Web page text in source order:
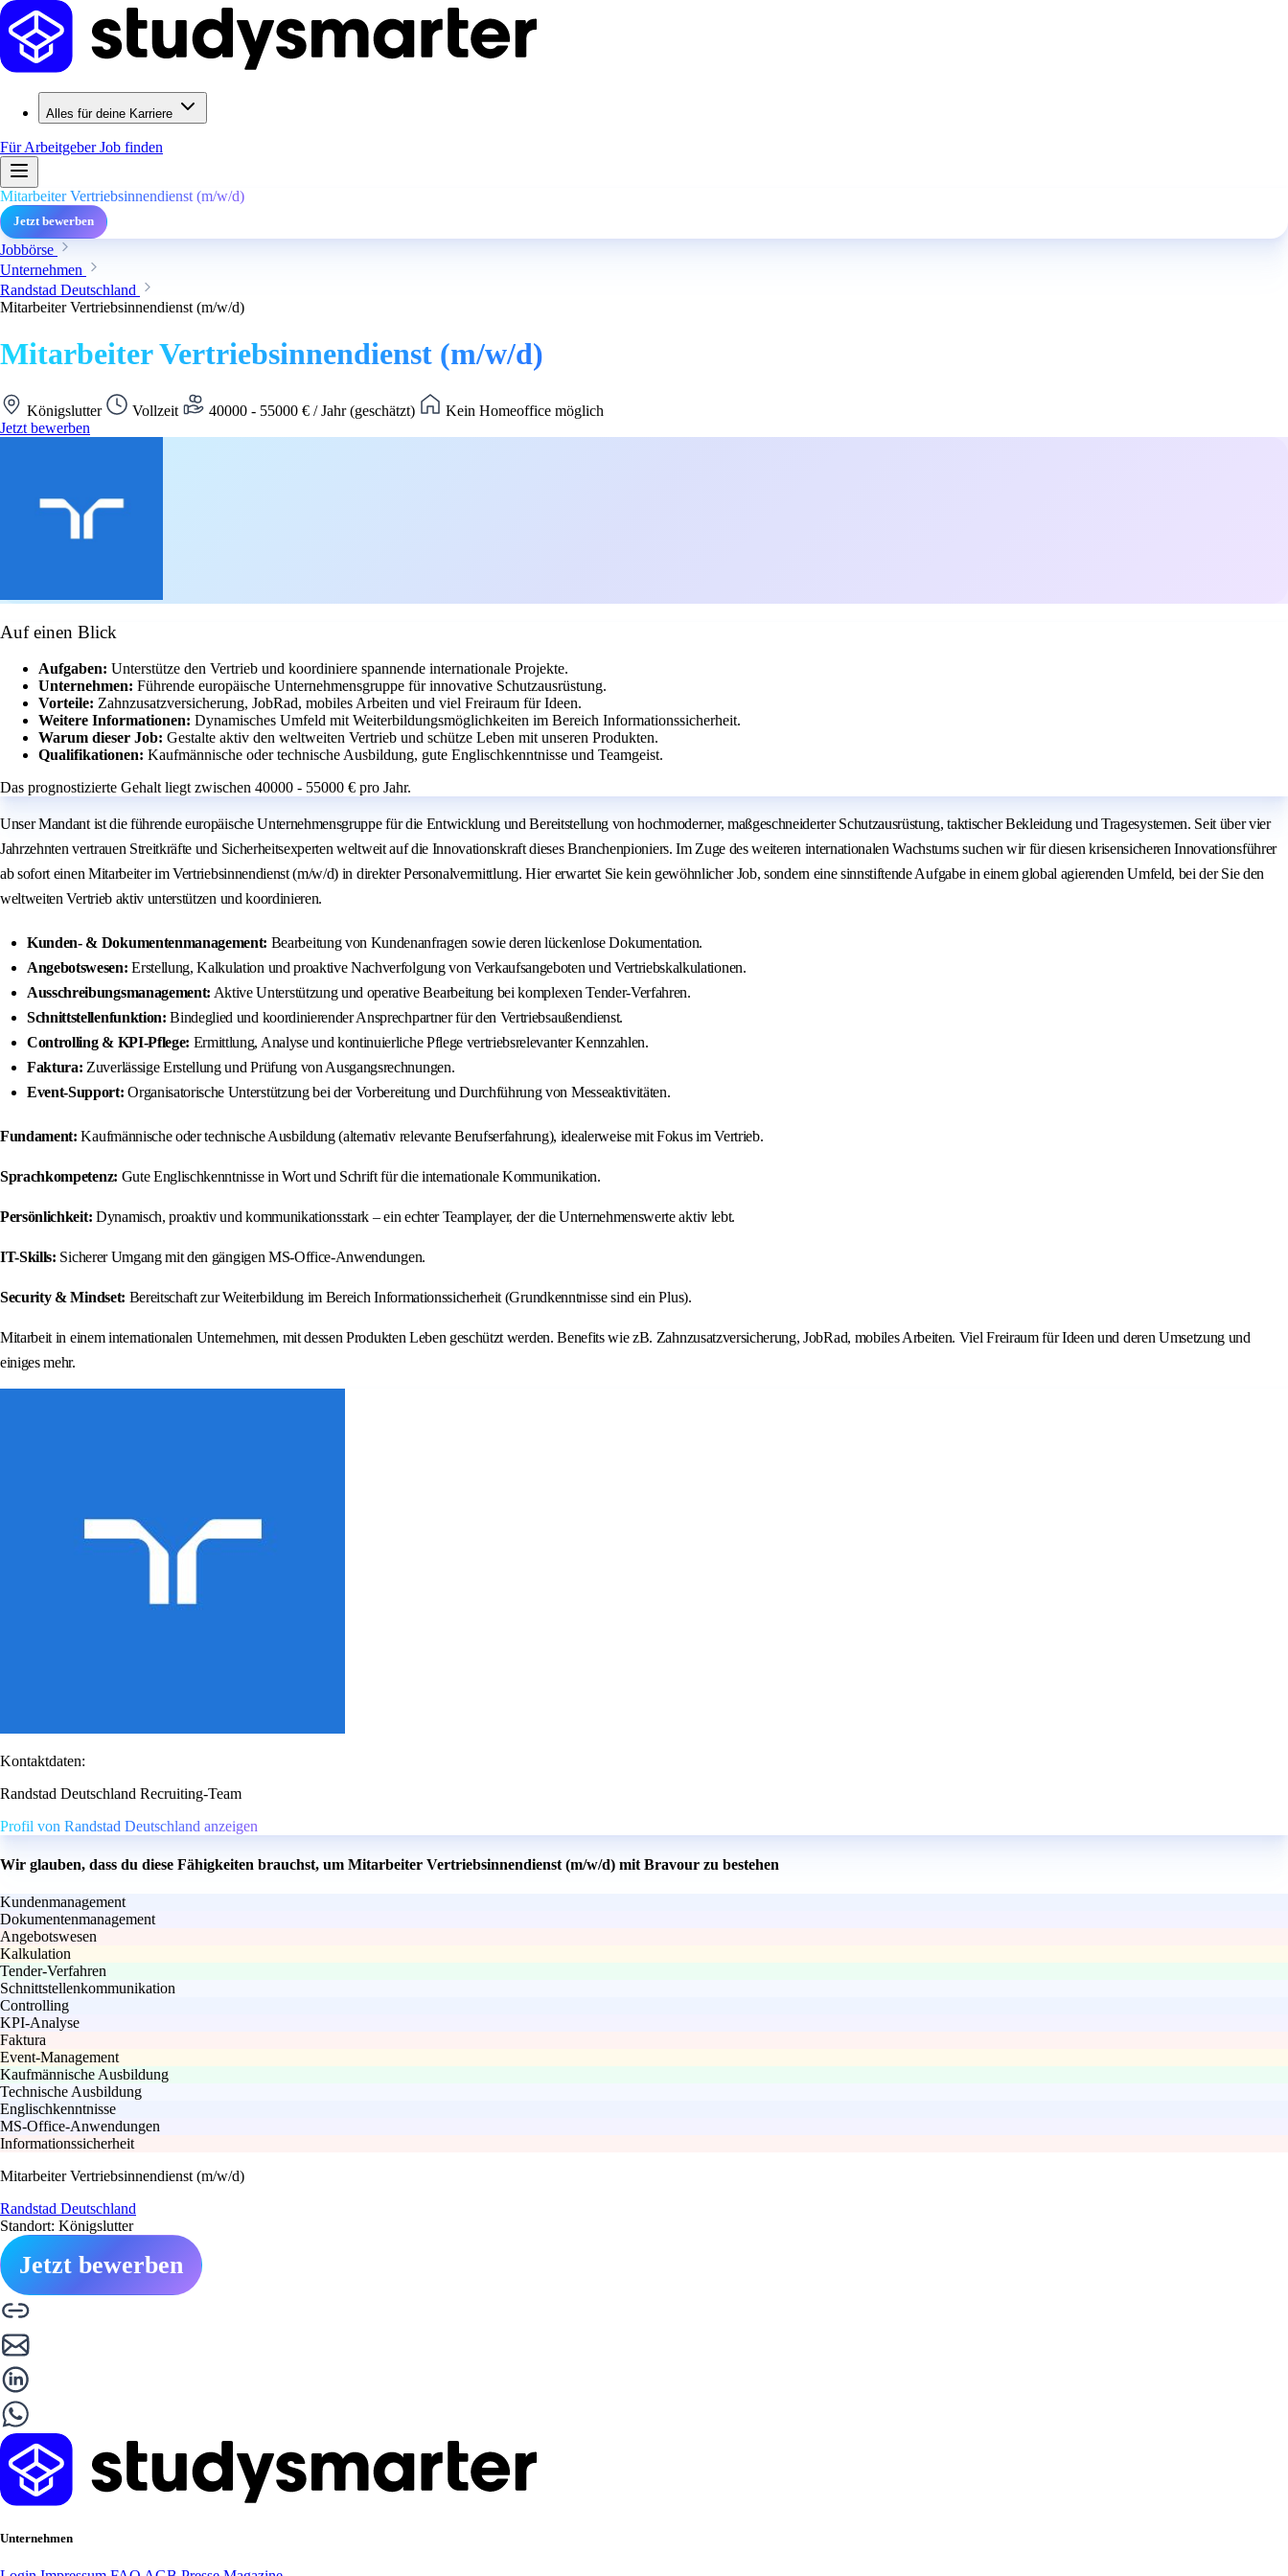
Alles für deine Karriere
Für ArbeitgeberJob finden
Mitarbeiter Vertriebsinnendienst (m/w/d)
Jetzt bewerben
Jobbörse
Unternehmen
Randstad Deutschland
Mitarbeiter Vertriebsinnendienst (m/w/d)
Mitarbeiter Vertriebsinnendienst (m/w/d)
Königslutter Vollzeit 40000 - 55000 € / Jahr (geschätzt)
Kein Homeoffice möglich
Jetzt bewerben
Auf einen Blick
Aufgaben: Unterstütze den Vertrieb und koordiniere spannende internationale Projekte.
Unternehmen: Führende europäische Unternehmensgruppe für innovative Schutzausrüstung.
Vorteile: Zahnzusatzversicherung, JobRad, mobiles Arbeiten und viel Freiraum für Ideen.
Weitere Informationen: Dynamisches Umfeld mit Weiterbildungsmöglichkeiten im Bereich Informationssicherheit.
Warum dieser Job: Gestalte aktiv den weltweiten Vertrieb und schütze Leben mit unseren Produkten.
Qualifikationen: Kaufmännische oder technische Ausbildung, gute Englischkenntnisse und Teamgeist.
Das prognostizierte Gehalt liegt zwischen 40000 - 55000 € pro Jahr.
Unser Mandant ist die führende europäische Unternehmensgruppe für die Entwicklung und Bereitstellung von hochmoderner, maßgeschneiderter Schutzausrüstung, taktischer Bekleidung und Tragesystemen. Seit über vier
Jahrzehnten vertrauen Streitkräfte und Sicherheitsexperten weltweit auf die Innovationskraft dieses Branchenpioniers. Im Zuge des weiteren internationalen Wachstums suchen wir für diesen krisensicheren Innovationsführer
ab sofort einen Mitarbeiter im Vertriebsinnendienst (m/w/d) in direkter Personalvermittlung. Hier erwartet Sie kein gewöhnlicher Job, sondern eine sinnstiftende Aufgabe in einem global agierenden Umfeld, bei der Sie den
weltweiten Vertrieb aktiv unterstützen und koordinieren.
Kunden- & Dokumentenmanagement: Bearbeitung von Kundenanfragen sowie deren lückenlose Dokumentation.
Angebotswesen: Erstellung, Kalkulation und proaktive Nachverfolgung von Verkaufsangeboten und Vertriebskalkulationen.
Ausschreibungsmanagement: Aktive Unterstützung und operative Bearbeitung bei komplexen Tender-Verfahren.
Schnittstellenfunktion: Bindeglied und koordinierender Ansprechpartner für den Vertriebsaußendienst.
Controlling & KPI-Pflege: Ermittlung, Analyse und kontinuierliche Pflege vertriebsrelevanter Kennzahlen.
Faktura: Zuverlässige Erstellung und Prüfung von Ausgangsrechnungen.
Event-Support: Organisatorische Unterstützung bei der Vorbereitung und Durchführung von Messeaktivitäten.
Fundament: Kaufmännische oder technische Ausbildung (alternativ relevante Berufserfahrung), idealerweise mit Fokus im Vertrieb.
Sprachkompetenz: Gute Englischkenntnisse in Wort und Schrift für die internationale Kommunikation.
Persönlichkeit: Dynamisch, proaktiv und kommunikationsstark – ein echter Teamplayer, der die Unternehmenswerte aktiv lebt.
IT-Skills: Sicherer Umgang mit den gängigen MS-Office-Anwendungen.
Security & Mindset: Bereitschaft zur Weiterbildung im Bereich Informationssicherheit (Grundkenntnisse sind ein Plus).
Mitarbeit in einem internationalen Unternehmen, mit dessen Produkten Leben geschützt werden. Benefits wie zB. Zahnzusatzversicherung, JobRad, mobiles Arbeiten. Viel Freiraum für Ideen und deren Umsetzung und
einiges mehr.
Kontaktdaten:
Randstad Deutschland Recruiting-Team
Profil von Randstad Deutschland anzeigen
Wir glauben, dass du diese Fähigkeiten brauchst, um Mitarbeiter Vertriebsinnendienst (m/w/d) mit Bravour zu bestehen
Kundenmanagement
Dokumentenmanagement
Angebotswesen
Kalkulation
Tender-Verfahren
Schnittstellenkommunikation
Controlling
KPI-Analyse
Faktura
Event-Management
Kaufmännische Ausbildung
Technische Ausbildung
Englischkenntnisse
MS-Office-Anwendungen
Informationssicherheit
Mitarbeiter Vertriebsinnendienst (m/w/d)
Randstad Deutschland
Standort: Königslutter
Jetzt bewerben
Unternehmen